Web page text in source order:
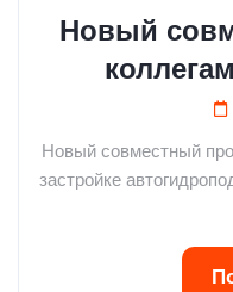
Новый
Новый совместный
застройке